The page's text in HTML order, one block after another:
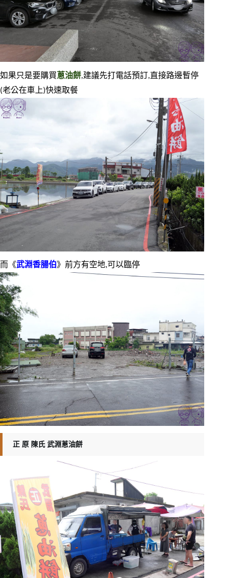
如果只是要購買蔥油餅,建議先打電話預訂,直接路邊暫停
(老公在車上)快速取餐
而《武淵香腸伯 》前方有空地,可以臨停
正 原 陳氏 武淵蔥油餅